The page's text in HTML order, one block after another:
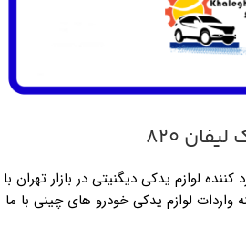
820
لوازم یدکی دیگنیتی در بازار تهران با
زمینه واردات لوازم یدکی خودرو های چینی با ما